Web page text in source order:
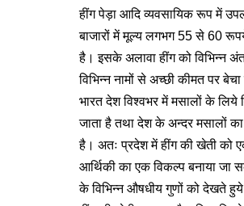
हींग पेड़ा आदि व्यवसायिक रूप में
बाजारों में मूल्य लगभग 55 से 60
है। इसके अलावा हींग को विभिन्न
विभिन्न नामों से अच्छी कीमत पर बेचा
भारत देश विश्वभर में मसालों के लिये
जाता है तथा देश के अन्दर मसालों
है। अतः प्रदेश में हींग की खेती को
आर्थिकी का एक विकल्प बनाया जा
के विभिन्न औषधीय गुणों को देखते हुये